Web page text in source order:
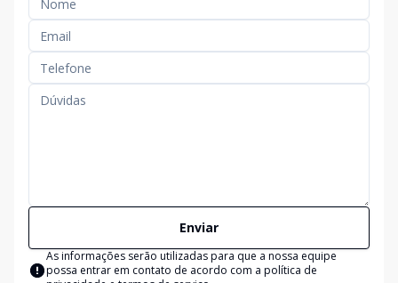
Enviar
As informações serão utilizadas para que a nossa equipe
possa entrar em contato de acordo com a política de